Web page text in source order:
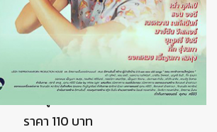
ราคา 110 บาท